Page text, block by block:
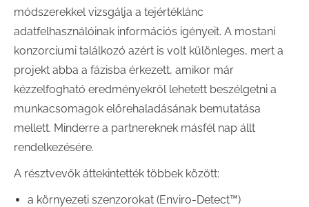
módszerekkel vizsgálja a tejértéklánc
adatfelhasználóinak információs igényeit. A mostani
konzorciumi találkozó azért is volt különleges, mert a
projekt abba a fázisba érkezett, amikor már
kézzelfogható eredményekről lehetett beszélgetni a
munkacsomagok előrehaladásának bemutatása
mellett. Minderre a partnereknek másfél nap állt
rendelkezésére.
A résztvevők áttekintették többek között:
a környezeti szenzorokat (Enviro-Detect™)